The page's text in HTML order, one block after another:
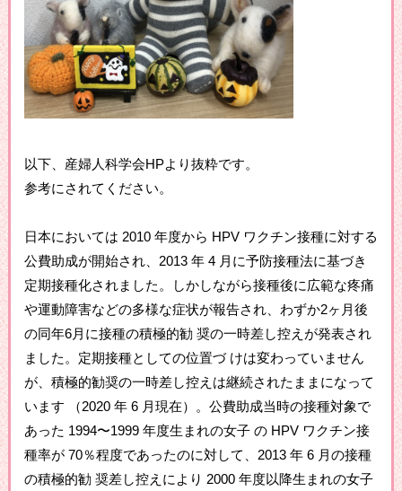
以下、産婦人科学会HPより抜粋です。
参考にされてください。
日本においては 2010 年度から HPV ワクチン接種に対する
公費助成が開始され、2013 年 4 月に予防接種法に基づき
定期接種化されました。しかしながら接種後に広範な疼痛
や運動障害などの多様な症状が報告され、わずか2ヶ月後
の同年6月に接種の積極的勧 奨の一時差し控えが発表され
ました。定期接種としての位置づ けは変わっていません
が、積極的勧奨の一時差し控えは継続されたままになって
います （2020 年 6 月現在）。公費助成当時の接種対象で
あった 1994〜1999 年度生まれの女子 の HPV ワクチン接
種率が 70％程度であったのに対して、2013 年 6 月の接種
の積極的勧 奨差し控えにより 2000 年度以降生まれの女子